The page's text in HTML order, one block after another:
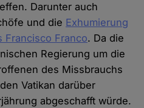
Darunter auch
und die Exhumierung
Francisco Franco. Da die
Regierung um die
des Missbrauchs
Vatikan darüber
abgeschafft würde.